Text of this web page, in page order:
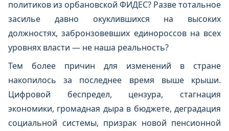
политиков из орбановской ФИДЕС? Разве тотальное
засилье давно окуклившихся на высоких
должностях, забронзовевших единороссов на всех
уровнях власти — не наша реальность?
Тем более причин для изменений в стране
накопилось за последнее время выше крыши.
Цифровой беспредел, цензура, стагнация
экономики, громадная дыра в бюджете, деградация
социальной системы, призрак новой пенсионной